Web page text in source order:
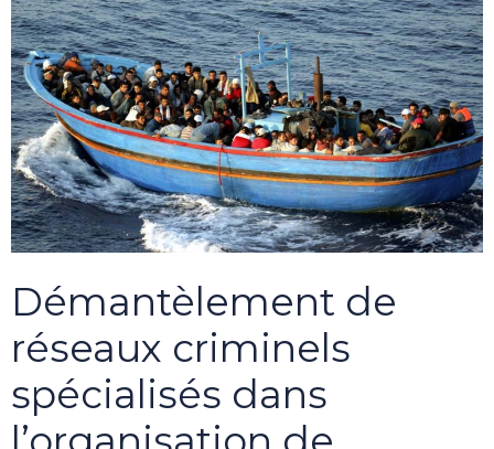
Démantèlement de
réseaux criminels
spécialisés dans